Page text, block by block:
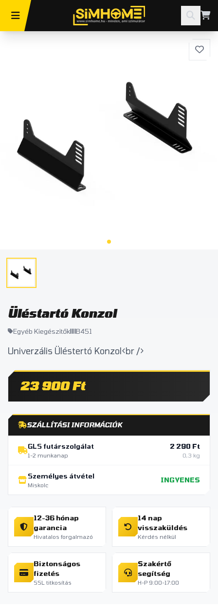
Üléstartó Konzol
Egyéb Kiegészitők B451
Univerzális Üléstertó Konzol<br />
23 900 Ft
SZÁLLÍTÁSI INFORMÁCIÓK
GLS futárszolgálat
1-2 munkanap
2 290 Ft
0,3 kg
Személyes átvétel
Miskolc
INGYENES
12-36 hónap
garancia
Hivatalos forgalmazó
14 nap
visszaküldés
Kérdés nélkül
Biztonságos
fizetés
SSL titkosítás
Szakértő
segítség
H-P 9:00-17:00